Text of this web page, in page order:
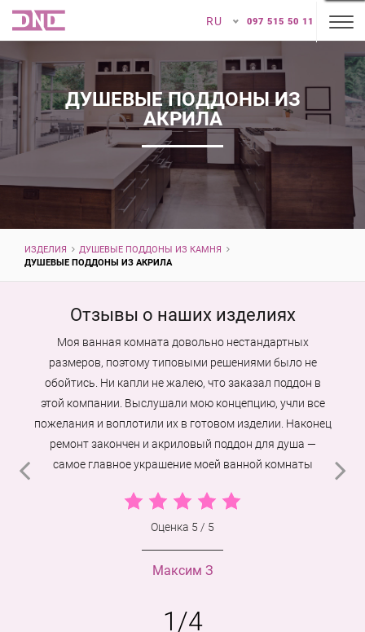
RU 097 515 50 11
ДУШЕВЫЕ ПОДДОНЫ ИЗ
АКРИЛА
ИЗДЕЛИЯ
ДУШЕВЫЕ ПОДДОНЫ ИЗ КАМНЯ
ДУШЕВЫЕ ПОДДОНЫ ИЗ АКРИЛА
Отзывы о наших изделиях
Моя ванная комната довольно нестандартных
размеров, поэтому типовыми решениями было не
обойтись. Ни капли не жалею, что заказал поддон в
этой компании. Выслушали мою концепцию, учли все
пожелания и воплотили их в готовом изделии. Наконец
ремонт закончен и акриловый поддон для душа —
самое главное украшение моей ванной комнаты
Оценка 5 / 5
Максим З
1 /4